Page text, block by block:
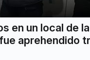
en un local de
aprehendido